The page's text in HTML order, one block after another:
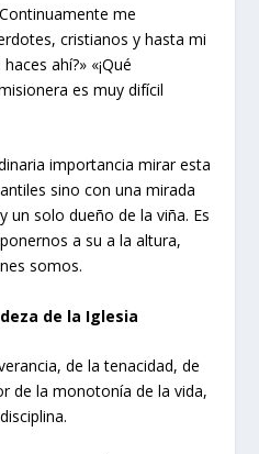
me
cristianos y hasta mi
ahí?» «¡Qué
es muy difícil
importancia mirar esta
sino con una mirada
un solo dueño de la viña. Es
a su a la altura,
somos.
de la Iglesia
de la tenacidad, de
de la monotonía de la vida,